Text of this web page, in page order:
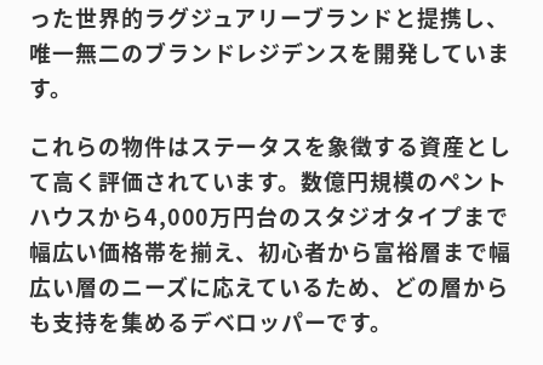
った世界的ラグジュアリーブランドと提携し、
唯一無二のブランドレジデンスを開発していま
す。
これらの物件はステータスを象徴する資産とし
て高く評価されています。数億円規模のペント
ハウスから4,000万円台のスタジオタイプまで
幅広い価格帯を揃え、初心者から富裕層まで幅
広い層のニーズに応えているため、どの層から
も支持を集めるデベロッパーです。